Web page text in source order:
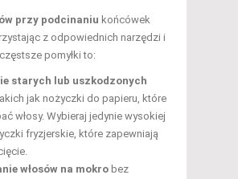
przy podcinaniu końcówek
z odpowiednich narzędzi i
pomyłki to:
starych lub uszkodzonych
jak nożyczki do papieru, które
włosy. Wybieraj jedynie wysokiej
fryzjerskie, które zapewniają
włosów na mokro bez